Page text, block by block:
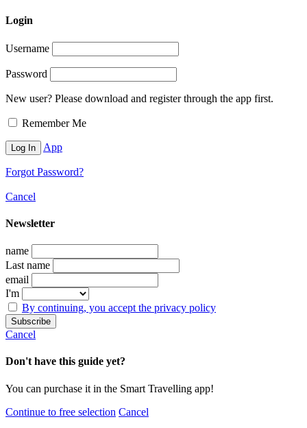
Login
Username
Password
New user? Please download and register through the app first.
Remember Me
App
Forgot Password?
Cancel
Newsletter
name
Last name
email
I'm
By continuing, you accept the privacy policy
Cancel
Don't have this guide yet?
You can purchase it in the Smart Travelling app!
Continue to free selection Cancel